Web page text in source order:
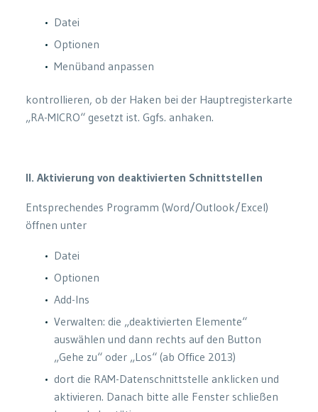
Datei
Optionen
Menüband anpassen
kontrollieren, ob der Haken bei der Hauptregisterkarte
„RA-MICRO“ gesetzt ist. Ggfs. anhaken.
II. Aktivierung von deaktivierten Schnittstellen
Entsprechendes Programm (Word/Outlook/Excel)
öffnen unter
Datei
Optionen
Add-Ins
Verwalten: die „deaktivierten Elemente“
auswählen und dann rechts auf den Button
„Gehe zu“ oder „Los“ (ab Office 2013)
dort die RAM-Datenschnittstelle anklicken und
aktivieren. Danach bitte alle Fenster schließen